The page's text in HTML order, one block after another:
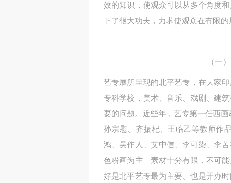
效的知识，使观众可以从多个角度
下了很大功夫，力求使观众在有限
（一
艺专展所呈现的北平艺专，在大家
专科学校，美术、音乐、戏剧、建
要的问题。近些年，艺专第一任西
孙宗慰、齐振杞、王临乙等教师作
鸿、吴作人、艾中信、李可染、李
色粉画为主，素材十分有限，不可
好是北平艺专最为主要、也是开办